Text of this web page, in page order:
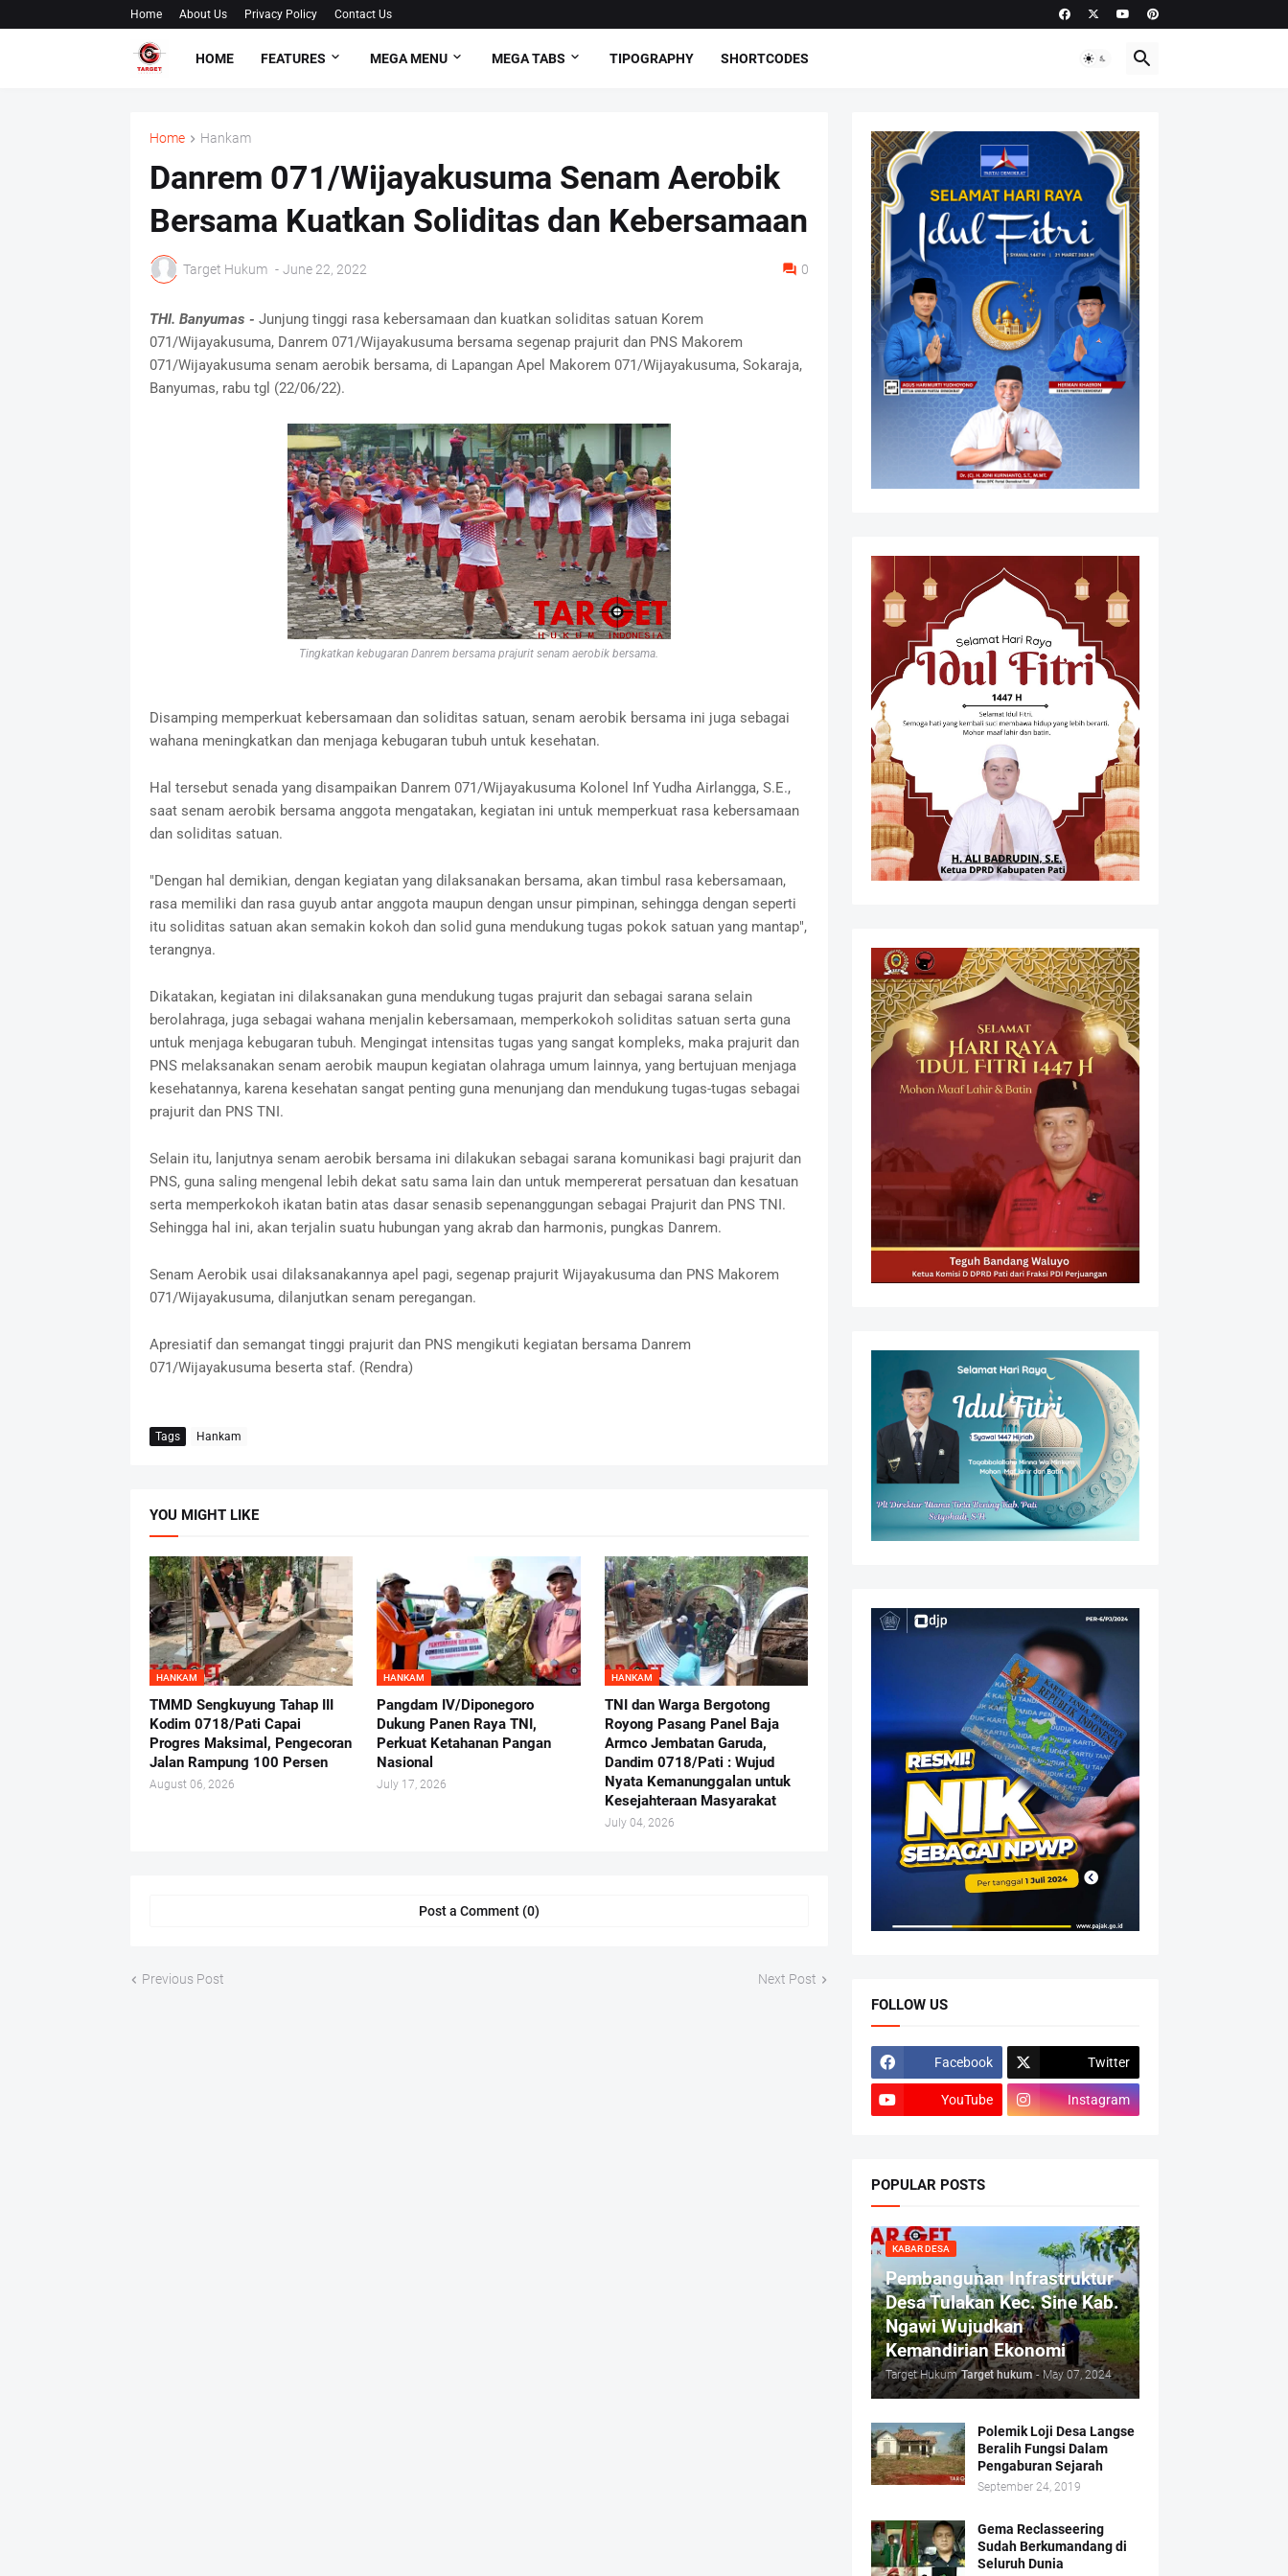
Home About Us Privacy Policy Contact Us
HOME FEATURES MEGA MENU MEGA TABS TIPOGRAPHY SHORTCODES
Home Hankam
Danrem 071/Wijayakusuma Senam Aerobik
Bersama Kuatkan Soliditas dan Kebersamaan
Target Hukum - June 22, 2022 0
THI. Banyumas - Junjung tinggi rasa kebersamaan dan kuatkan soliditas satuan Korem
071/Wijayakusuma, Danrem 071/Wijayakusuma bersama segenap prajurit dan PNS Makorem
071/Wijayakusuma senam aerobik bersama, di Lapangan Apel Makorem 071/Wijayakusuma, Sokaraja,
Banyumas, rabu tgl (22/06/22).
Tingkatkan kebugaran Danrem bersama prajurit senam aerobik bersama.
Disamping memperkuat kebersamaan dan soliditas satuan, senam aerobik bersama ini juga sebagai
wahana meningkatkan dan menjaga kebugaran tubuh untuk kesehatan.
Hal tersebut senada yang disampaikan Danrem 071/Wijayakusuma Kolonel Inf Yudha Airlangga, S.E.,
saat senam aerobik bersama anggota mengatakan, kegiatan ini untuk memperkuat rasa kebersamaan
dan soliditas satuan.
"Dengan hal demikian, dengan kegiatan yang dilaksanakan bersama, akan timbul rasa kebersamaan,
rasa memiliki dan rasa guyub antar anggota maupun dengan unsur pimpinan, sehingga dengan seperti
itu soliditas satuan akan semakin kokoh dan solid guna mendukung tugas pokok satuan yang mantap",
terangnya.
Dikatakan, kegiatan ini dilaksanakan guna mendukung tugas prajurit dan sebagai sarana selain
berolahraga, juga sebagai wahana menjalin kebersamaan, memperkokoh soliditas satuan serta guna
untuk menjaga kebugaran tubuh. Mengingat intensitas tugas yang sangat kompleks, maka prajurit dan
PNS melaksanakan senam aerobik maupun kegiatan olahraga umum lainnya, yang bertujuan menjaga
kesehatannya, karena kesehatan sangat penting guna menunjang dan mendukung tugas-tugas sebagai
prajurit dan PNS TNI.
Selain itu, lanjutnya senam aerobik bersama ini dilakukan sebagai sarana komunikasi bagi prajurit dan
PNS, guna saling mengenal lebih dekat satu sama lain dan untuk mempererat persatuan dan kesatuan
serta memperkokoh ikatan batin atas dasar senasib sepenanggungan sebagai Prajurit dan PNS TNI.
Sehingga hal ini, akan terjalin suatu hubungan yang akrab dan harmonis, pungkas Danrem.
Senam Aerobik usai dilaksanakannya apel pagi, segenap prajurit Wijayakusuma dan PNS Makorem
071/Wijayakusuma, dilanjutkan senam peregangan.
Apresiatif dan semangat tinggi prajurit dan PNS mengikuti kegiatan bersama Danrem
071/Wijayakusuma beserta staf. (Rendra)
Tags Hankam
YOU MIGHT LIKE
HANKAM
TMMD Sengkuyung Tahap III
Kodim 0718/Pati Capai
Progres Maksimal, Pengecoran
Jalan Rampung 100 Persen
August 06, 2026
HANKAM
Pangdam IV/Diponegoro
Dukung Panen Raya TNI,
Perkuat Ketahanan Pangan
Nasional
July 17, 2026
HANKAM
TNI dan Warga Bergotong
Royong Pasang Panel Baja
Armco Jembatan Garuda,
Dandim 0718/Pati : Wujud
Nyata Kemanunggalan untuk
Kesejahteraan Masyarakat
July 04, 2026
Post a Comment (0)
Previous Post Next Post
FOLLOW US
Facebook Twitter
YouTube Instagram
POPULAR POSTS
KABAR DESA
Pembangunan Infrastruktur
Desa Tulakan Kec. Sine Kab.
Ngawi Wujudkan
Kemandirian Ekonomi
Target Hukum Target hukum - May 07, 2024
Polemik Loji Desa Langse
Beralih Fungsi Dalam
Pengaburan Sejarah
September 24, 2019
Gema Reclasseering
Sudah Berkumandang di
Seluruh Dunia